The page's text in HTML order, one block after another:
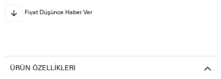
Fiyat Düşünce Haber Ver
ÜRÜN ÖZELLIKLERI